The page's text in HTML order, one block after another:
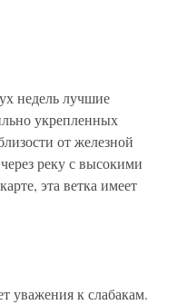
недель лучшие
укрепленных
от железной
реку с высокими
эта ветка имеет
уважения к слабакам.